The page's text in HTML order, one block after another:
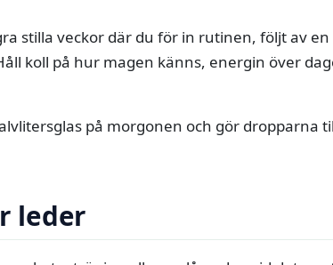
stilla veckor där du för in rutinen, följt av
koll på hur magen känns, energin över
på morgonen och gör dropparna
leder